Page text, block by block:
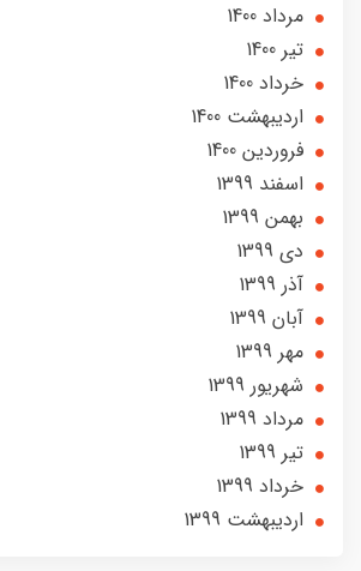
مرداد 1400
تير 1400
خرداد 1400
ارديبهشت 1400
فروردین 1400
اسفند 1399
بهمن 1399
دی 1399
آذر 1399
آبان 1399
مهر 1399
شهریور 1399
مرداد 1399
تير 1399
خرداد 1399
ارديبهشت 1399